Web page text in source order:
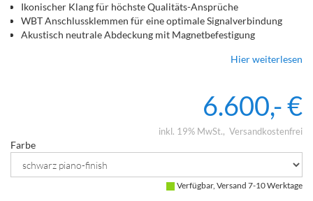
Ikonischer Klang für höchste Qualitäts-Ansprüche
WBT Anschlussklemmen für eine optimale Signalverbindung
Akustisch neutrale Abdeckung mit Magnetbefestigung
Hier weiterlesen
6.600,- €
inkl. 19% MwSt. Versandkostenfrei
Farbe
Verfügbar, Versand 7-10 Werktage